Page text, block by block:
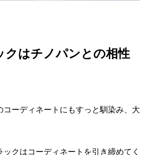
クはチノパンとの相性
コーディネートにもすっと馴染み、大
ックはコーディネートを引き締めてく